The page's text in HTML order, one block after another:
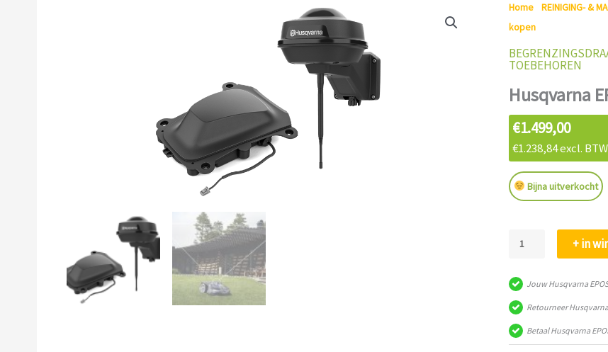
Home /REINIGING- &
kopen
TOEBEHOREN
Husqvarna
€1.499,00
€1.238,84excl. BTW
Bijna uitverkocht
Husqvarna
Plug-
in
kit
aantal
+ in
Jouw Husqvarna
Retourneer
Betaal Husqvarna